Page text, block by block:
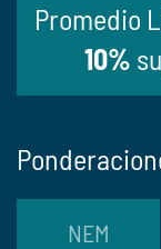
Promedio
10%
NEM